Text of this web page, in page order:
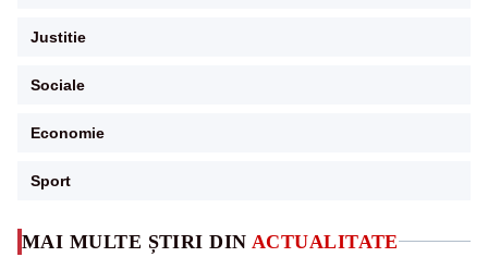
MAI MULTE ȘTIRI DIN ACTUALITATE
Justitie
Sociale
Economie
Sport